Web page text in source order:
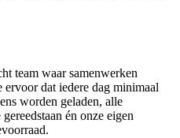
team waar samenwerken
ervoor dat iedere dag minimaal
worden geladen, alle
én onze eigen